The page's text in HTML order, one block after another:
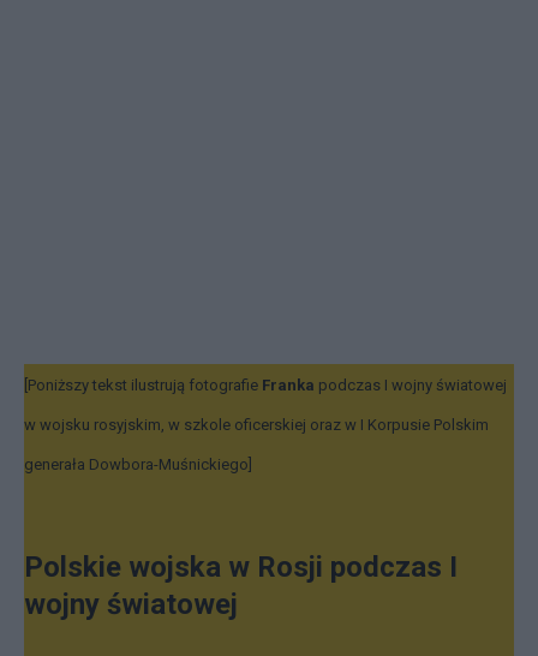
[Poniższy tekst ilustrują fotografie Franka podczas I wojny światowej
w wojsku rosyjskim, w szkole oficerskiej oraz w I Korpusie Polskim
generała Dowbora-Muśnickiego]
Polskie wojska w Rosji podczas I
wojny światowej